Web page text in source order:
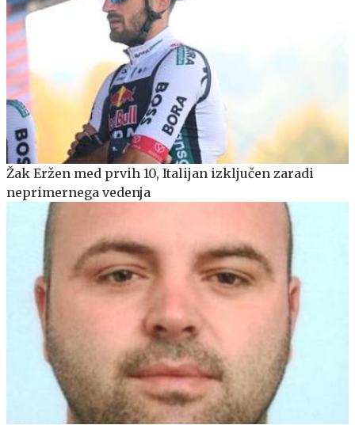
Žak Eržen med prvih 10, Italijan izključen zaradi
neprimernega vedenja